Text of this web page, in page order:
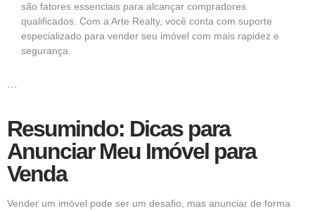
são fatores essenciais para alcançar compradores
qualificados. Com a Arte Realty, você conta com suporte
especializado para vender seu imóvel com mais rapidez e
segurança.
```
Resumindo: Dicas para
Anunciar Meu Imóvel para
Venda
Vender um imóvel pode ser um desafio, mas anunciar de forma